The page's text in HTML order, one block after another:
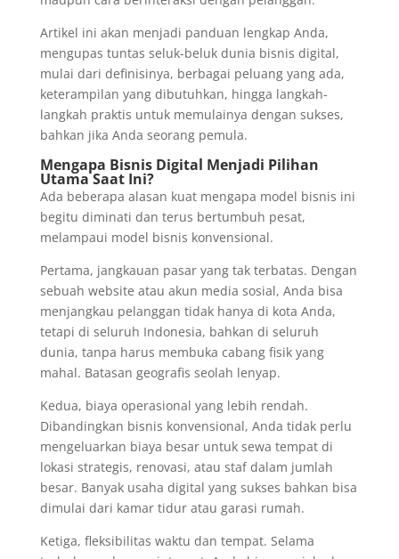
Artikel ini akan menjadi panduan lengkap Anda,
mengupas tuntas seluk-beluk dunia bisnis digital,
mulai dari definisinya, berbagai peluang yang ada,
keterampilan yang dibutuhkan, hingga langkah-
langkah praktis untuk memulainya dengan sukses,
bahkan jika Anda seorang pemula.
Mengapa Bisnis Digital Menjadi Pilihan
Utama Saat Ini?
Ada beberapa alasan kuat mengapa model bisnis ini
begitu diminati dan terus bertumbuh pesat,
melampaui model bisnis konvensional.
Pertama, jangkauan pasar yang tak terbatas. Dengan
sebuah website atau akun media sosial, Anda bisa
menjangkau pelanggan tidak hanya di kota Anda,
tetapi di seluruh Indonesia, bahkan di seluruh
dunia, tanpa harus membuka cabang fisik yang
mahal. Batasan geografis seolah lenyap.
Kedua, biaya operasional yang lebih rendah.
Dibandingkan bisnis konvensional, Anda tidak perlu
mengeluarkan biaya besar untuk sewa tempat di
lokasi strategis, renovasi, atau staf dalam jumlah
besar. Banyak usaha digital yang sukses bahkan bisa
dimulai dari kamar tidur atau garasi rumah.
Ketiga, fleksibilitas waktu dan tempat. Selama